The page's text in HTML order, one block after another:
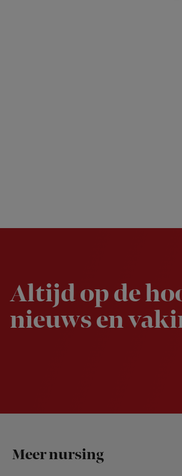
Altijd op de
nieuws en
Footer
Meer nursing